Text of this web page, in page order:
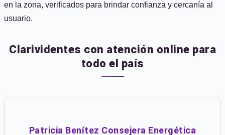
en la zona, verificados para brindar confianza y cercanía al
usuario.
Clarividentes con atención online para
todo el país
Patricia Benítez Consejera Energética